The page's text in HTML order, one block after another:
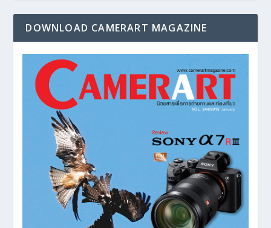
DOWNLOAD CAMERART MAGAZINE